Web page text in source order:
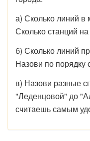
а) Сколько линий в
Сколько станций
б) Сколько линий
Назови по порядку
в) Назови разные
"Леденцовой" до
считаешь самым